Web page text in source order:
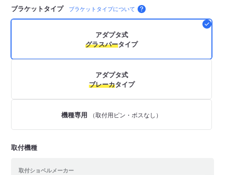
ブラケットタイプ ブラケットタイプについて
アダプタ式
グラスパータイプ
アダプタ式
ブレーカタイプ
機種専用 （取付用ピン・ボスなし）
取付機種
取付ショベルメーカー